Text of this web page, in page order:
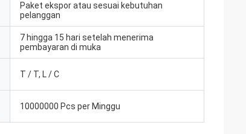
Paket ekspor atau sesuai kebutuhan
pelanggan
7 hingga 15 hari setelah menerima
pembayaran di muka
T / T, L / C
10000000 Pcs per Minggu